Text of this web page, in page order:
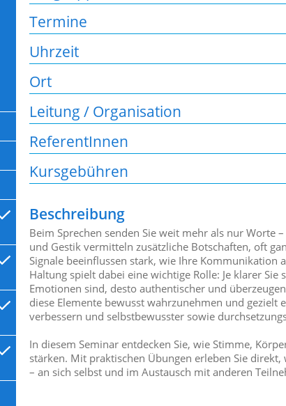
Termine
Uhrzeit
Ort
Leitung / Organisation
ReferentInnen
Kursgebühren
Beschreibung
Beim Sprechen senden Sie weit mehr als nur Worte
und Gestik vermitteln zusätzliche Botschaften, oft
Signale beeinflussen stark, wie Ihre Kommunikation
Haltung spielt dabei eine wichtige Rolle: Je klarer Sie
Emotionen sind, desto authentischer und
diese Elemente bewusst wahrzunehmen und gezielt
verbessern und selbstbewusster sowie
In diesem Seminar entdecken Sie, wie Stimme,
stärken. Mit praktischen Übungen erleben Sie
– an sich selbst und im Austausch mit anderen